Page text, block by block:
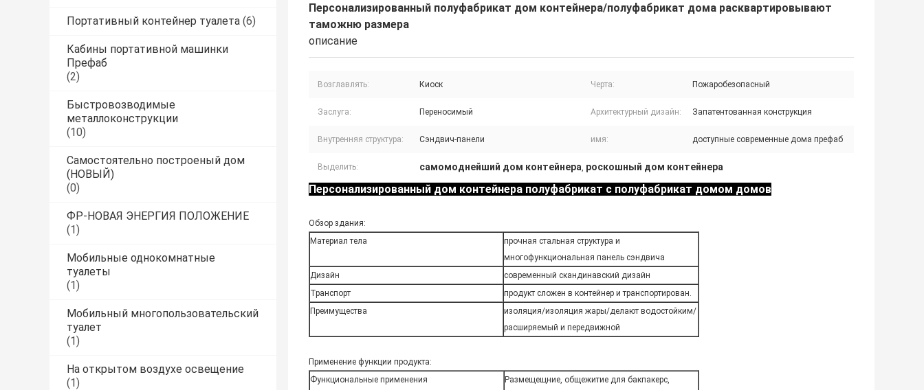
Портативный контейнер туалета (6)
Кабины портативной машинки
Префаб
(2)
Быстровозводимые
металлоконструкции
(10)
Самостоятельно построеный дом
(НОВЫЙ)
(0)
ФР-НОВАЯ ЭНЕРГИЯ ПОЛОЖЕНИЕ
(1)
Мобильные однокомнатные
туалеты
(1)
Мобильный многопользовательский
туалет
(1)
На открытом воздухе освещение
(1)
Персонализированный полуфабрикат дом контейнера/полуфабрикат дома расквартировывают
таможню размера
описание
Возглавлять: Киоск Черта: Пожаробезопасный
Заслуга: Переносимый Архитектурный дизайн: Запатентованная конструкция
Внутренняя структура: Сэндвич-панели имя: доступные современные дома префаб
Выделить: самомоднейший дом контейнера роскошный дом контейнера
Персонализированный дом контейнера полуфабрикат с полуфабрикат домом домов
Обзор здания:
Материал тела
прочная стальная структура и
многофункциональная панель сэндвича
Дизайн
современный скандинавский дизайн
Транспорт
продукт сложен в контейнер и транспортирован.
Преимущества
изоляция/изоляция жары/делают водостойким/
расширяемый и передвижной
Применение функции продукта:
Функциональные применения
Размещещние, общежитие для бакпакерс,